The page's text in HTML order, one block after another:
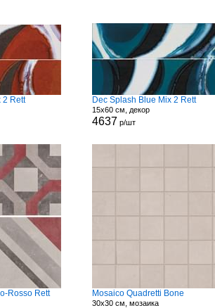
2 Rett Dec Splash Blue Mix 2 Rett
15x60 см, декор
4637 р/шт
Rosso Rett Mosaico Quadretti Bone
30x30 см, мозаика